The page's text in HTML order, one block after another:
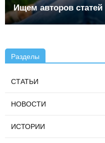
Ищем авторов статей
Разделы
СТАТЬИ
НОВОСТИ
ИСТОРИИ